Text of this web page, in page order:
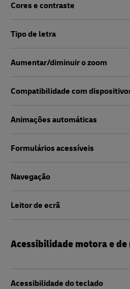
Cores e contraste
Tipo de letra
Aumentar/diminuir o zoom
Compatibilidade com
Animações automáticas
Formulários acessíveis
Navegação
Leitor de ecrã
Acessibilidade motora e
Acessibilidade do teclado